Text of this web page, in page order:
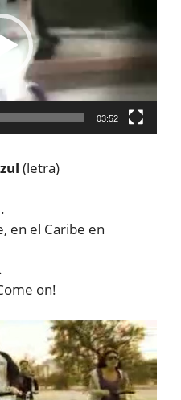
03:52
(letra)
en el Caribe en
on!